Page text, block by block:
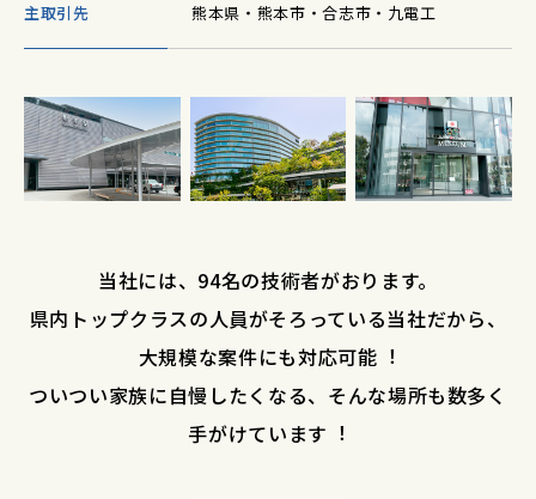
主取引先 熊本県・熊本市・合志市・九電工
当社には、94名の技術者がおります。
県内トップクラスの⼈員がそろっている当社だから、
⼤規模な案件にも対応可能︕
ついつい家族に⾃慢したくなる、そんな場所も数多く
⼿がけています︕